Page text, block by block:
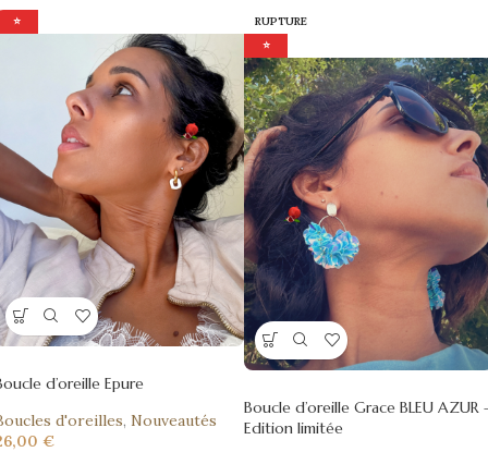
⭐
d’oreille Epure
d'oreilles, Nouveautés
€
RUPTURE
⭐
Boucle d’oreille Grace BLEU AZUR
Edition limitée